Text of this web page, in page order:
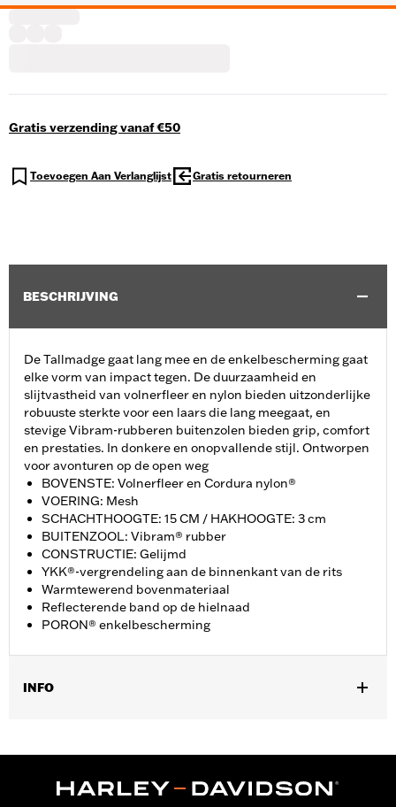
Gratis verzending vanaf €50
Toevoegen Aan Verlanglijst Gratis retourneren
BESCHRIJVING
De Tallmadge gaat lang mee en de enkelbescherming gaat
elke vorm van impact tegen. De duurzaamheid en
slijtvastheid van volnerfleer en nylon bieden uitzonderlijke
robuuste sterkte voor een laars die lang meegaat, en
stevige Vibram-rubberen buitenzolen bieden grip, comfort
en prestaties. In donkere en onopvallende stijl. Ontworpen
voor avonturen op de open weg
BOVENSTE: Volnerfleer en Cordura nylon®
VOERING: Mesh
SCHACHTHOOGTE: 15 CM / HAKHOOGTE: 3 cm
BUITENZOOL: Vibram® rubber
CONSTRUCTIE: Gelijmd
YKK®-vergrendeling aan de binnenkant van de rits
Warmtewerend bovenmateriaal
Reflecterende band op de hielnaad
PORON® enkelbescherming
INFO
GARANTIE:Wolverine Worldwide fabrieksgarantie – Ga naar
Herkomst:Geïmporteerd